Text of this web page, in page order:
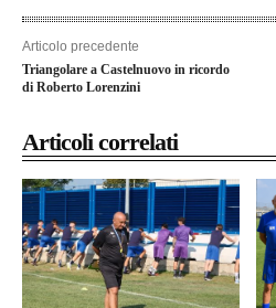
Articolo precedente
Triangolare a Castelnuovo in ricordo
di Roberto Lorenzini
Articoli correlati